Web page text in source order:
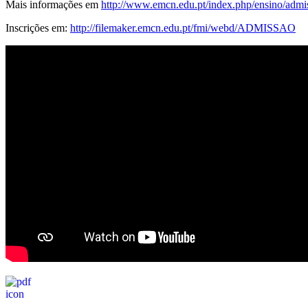
Mais informações em http://www.emcn.edu.pt/index.php/ensino/
Inscrições em: http://filemaker.emcn.edu.pt/fmi/webd/ADMISSAO